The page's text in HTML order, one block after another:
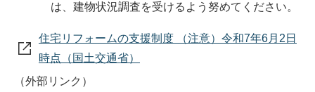
は、建物状況調査を受けるよう努めてください。
住宅リフォームの支援制度 （注意）令和7年6月2日
時点（国土交通省）
（外部リンク）